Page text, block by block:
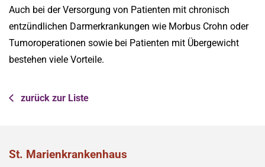
Auch bei der Versorgung von Patienten mit chronisch
entzündlichen Darmerkrankungen wie Morbus Crohn oder
Tumoroperationen sowie bei Patienten mit Übergewicht
bestehen viele Vorteile.
zurück zur Liste
St. Marienkrankenhaus